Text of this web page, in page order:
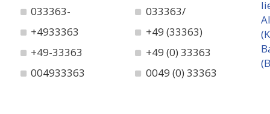
033363-
033363/
+4933363
+49 (33363)
+49-33363
+49 (0) 33363
004933363
0049 (0) 33363